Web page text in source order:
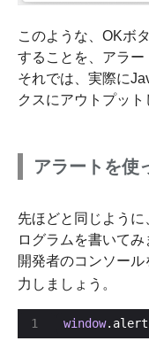
このような、OKボ
することを、アラー
それでは、実際に
クスにアウトプット
アラートを使
先ほどと同じよう
ログラムを書いてみ
開発者のコンソール
力しましょう。
window